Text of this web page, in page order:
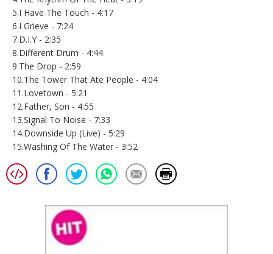
5.I Have The Touch - 4:17
6.I Grieve - 7:24
7.D.I.Y - 2:35
8.Different Drum - 4:44
9.The Drop - 2:59
10.The Tower That Ate People - 4:04
11.Lovetown - 5:21
12.Father, Son - 4:55
13.Signal To Noise - 7:33
14.Downside Up (Live) - 5:29
15.Washing Of The Water - 3:52